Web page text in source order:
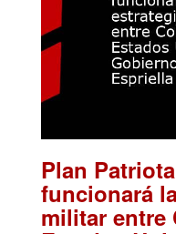
Plan
funcionará
militar entre